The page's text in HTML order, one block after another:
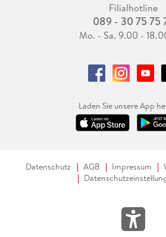
Filialhotline
089 - 30 75 75
Mo. - Sa. 9.00 -
Laden Sie unsere App
Datenschutz AGB Impressum